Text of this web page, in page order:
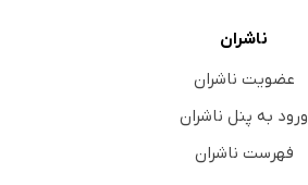
ناشران
عضویت ناشران
ورود به پنل ناشران
فهرست ناشران